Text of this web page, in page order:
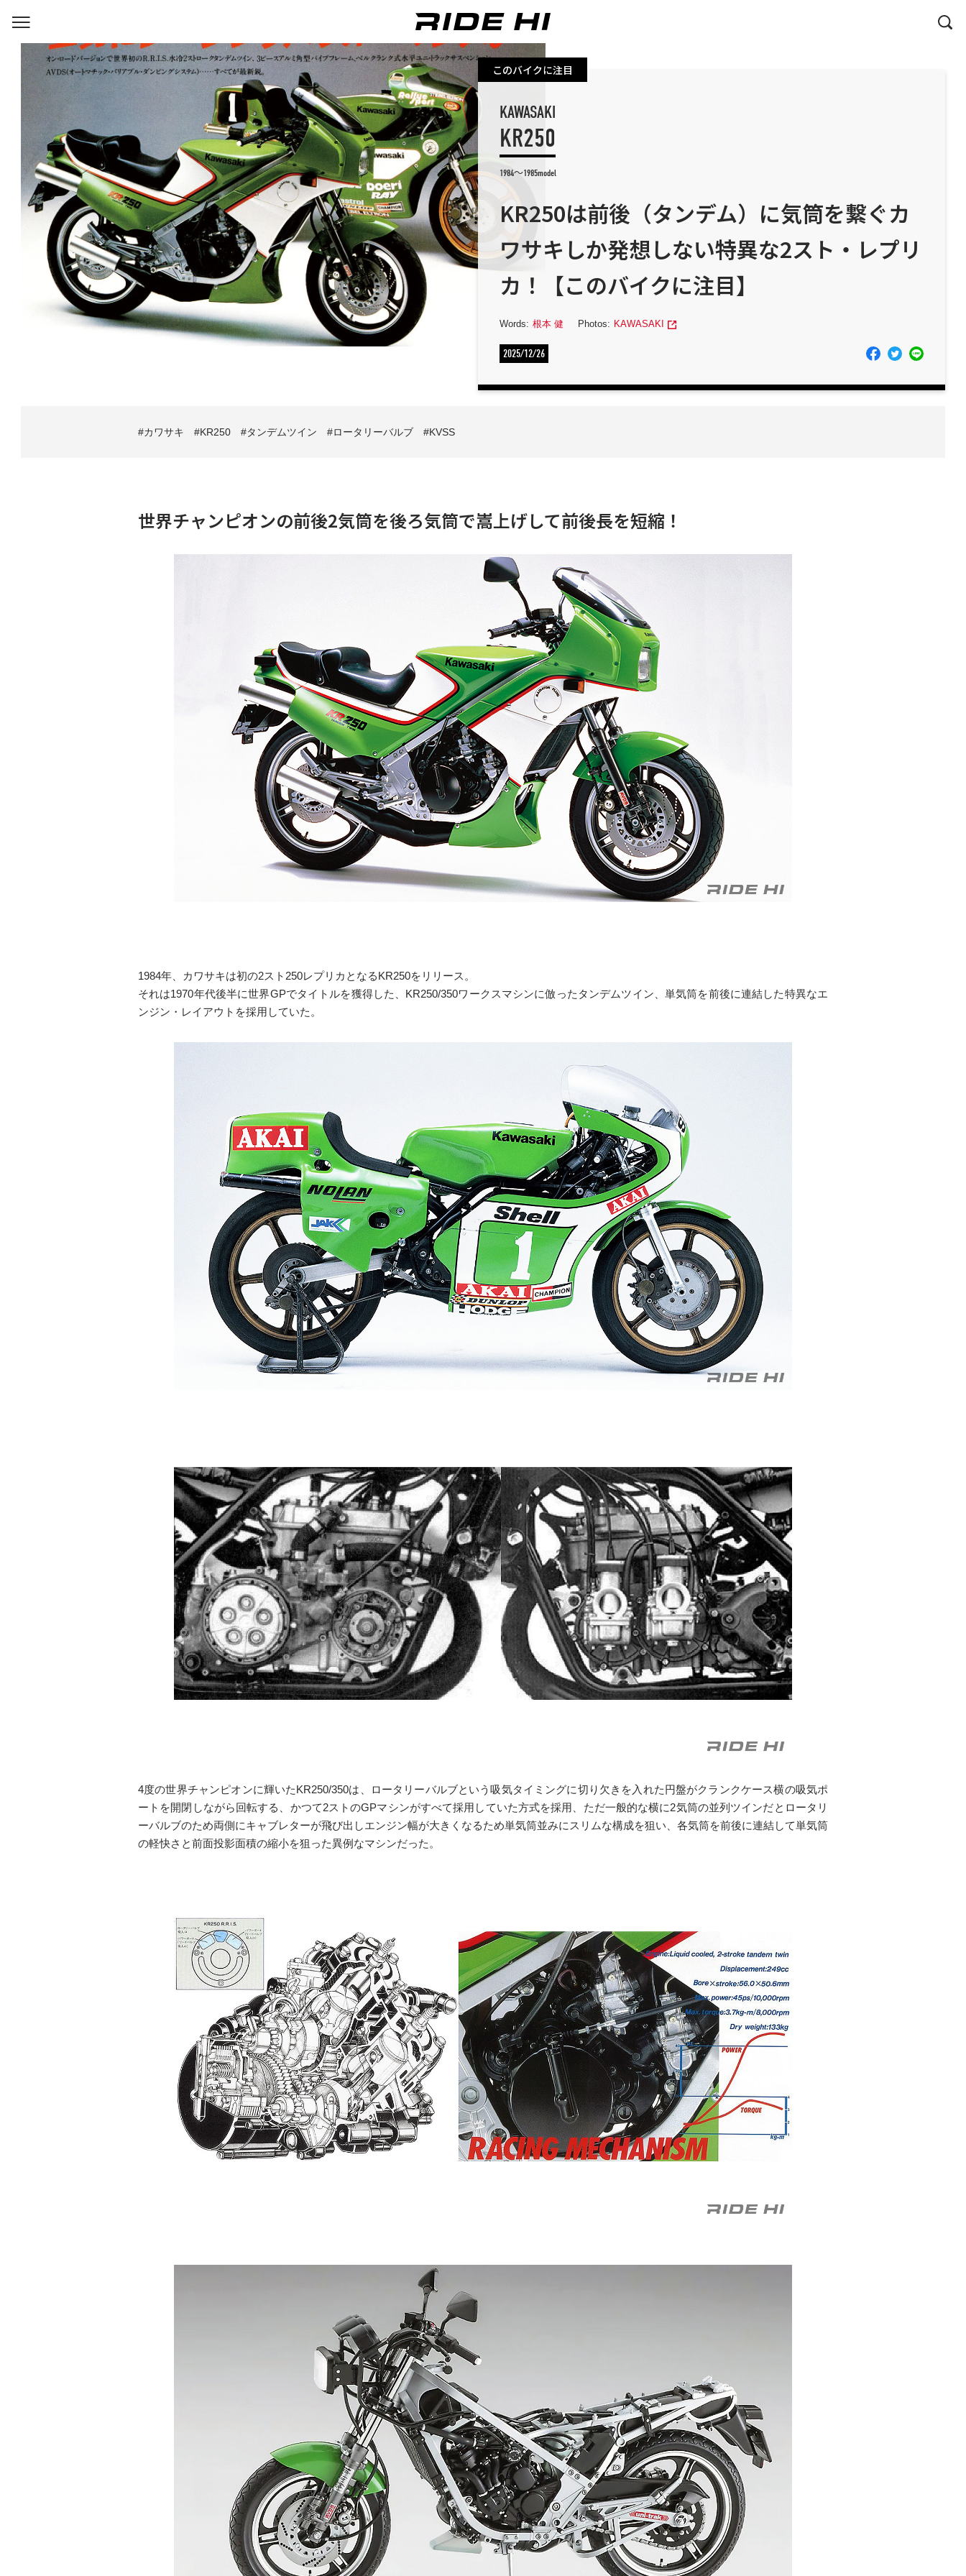
このバイクに注目
KAWASAKI
KR250
1984～1985model
KR250は前後（タンデム）に気筒を繋ぐカ
ワサキしか発想しない特異な2スト・レプリ
カ！【このバイクに注目】
Words: 根本 健 Photos: KAWASAKI
2025/12/26
カワサキ KR250 タンデムツイン ロータリーバルブ KVSS
世界チャンピオンの前後2気筒を後ろ気筒で嵩上げして前後長を短縮！
1984年、カワサキは初の2スト250レプリカとなるKR250をリリース。
それは1970年代後半に世界GPでタイトルを獲得した、KR250/350ワークスマシンに倣ったタンデムツイン、単気筒を前後に連結した特異なエ
ンジン・レイアウトを採用していた。
4度の世界チャンピオンに輝いたKR250/350は、ロータリーバルブという吸気タイミングに切り欠きを入れた円盤がクランクケース横の吸気ポ
ートを開閉しながら回転する、かつて2ストのGPマシンがすべて採用していた方式を採用、ただ一般的な横に2気筒の並列ツインだとロータリ
ーバルブのため両側にキャブレターが飛び出しエンジン幅が大きくなるため単気筒並みにスリムな構成を狙い、各気筒を前後に連結して単気筒
の軽快さと前面投影面積の縮小を狙った異例なマシンだった。